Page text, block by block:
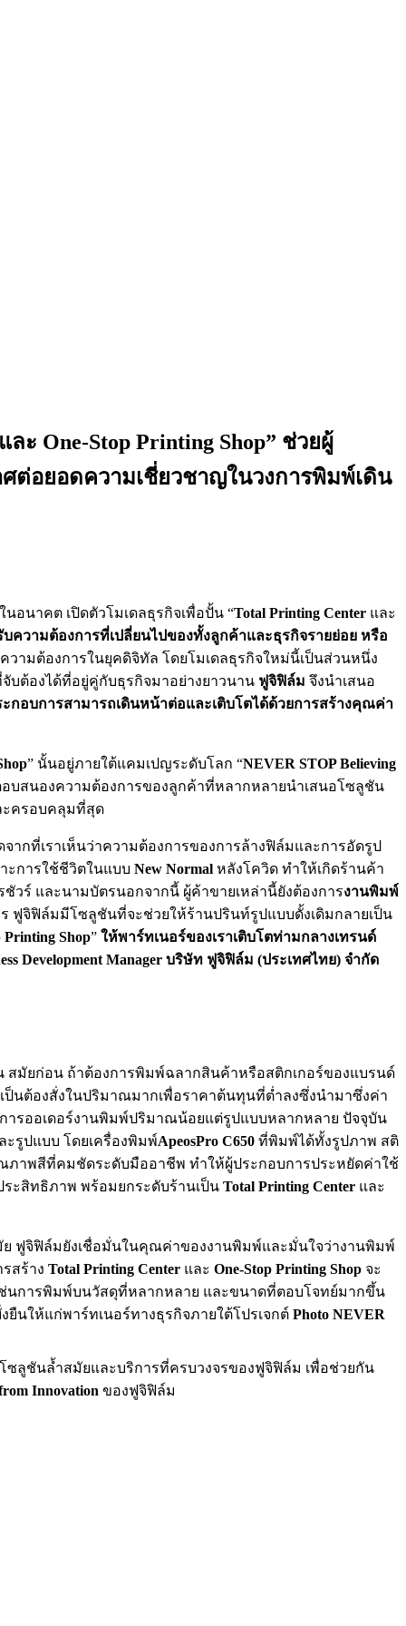
One-Stop Printing Shop” ช่วยผู้
ต่อยอดความเชี่ยวชาญในวงการพิมพ์เดิน
อนาคต เปิดตัวโมเดลธุรกิจเพื่อปั้น “Total Printing Center และ
ความต้องการที่เปลี่ยนไปของทั้งลูกค้าและธุรกิจรายย่อย หรือ
ามต้องการในยุคดิจิทัล โดยโมเดลธุรกิจใหม่นี้เป็นส่วนหนึ่ง
ต้องได้ที่อยู่คู่กับธุรกิจมาอย่างยาวนาน ฟูจิฟิล์ม จึงนำเสนอ
กอบการสามารถเดินหน้าต่อและเติบโตได้ด้วยการสร้างคุณค่า
” นั้นอยู่ภายใต้แคมเปญระดับโลก “NEVER STOP Believing
บสนองความต้องการของลูกค้าที่หลากหลายนำเสนอโซลูชัน
ะครอบคลุมที่สุด
จากที่เราเห็นว่าความต้องการของการล้างฟิล์มและการอัดรูป
ะการใช้ชีวิตในแบบ New Normal หลังโควิด ทำให้เกิดร้านค้า
วร์ และนามบัตรนอกจากนี้ ผู้ค้าขายเหล่านี้ยังต้องการงานพิมพ์
ฟูจิฟิล์มมีโซลูชันที่จะช่วยให้ร้านปรินท์รูปแบบดั้งเดิมกลายเป็น
Printing Shop” ให้พาร์ทเนอร์ของเราเติบโตท่ามกลางเทรนด์
Development Manager บริษัท ฟูจิฟิล์ม (ประเทศไทย) จำกัด
มัยก่อน ถ้าต้องการพิมพ์ฉลากสินค้าหรือสติกเกอร์ของแบรนด์
นต้องสั่งในปริมาณมากเพื่อราคาต้นทุนที่ต่ำลงซึ่งนำมาซึ่งค่า
ารออเดอร์งานพิมพ์ปริมาณน้อยแต่รูปแบบหลากหลาย ปัจจุบัน
รูปแบบ โดยเครื่องพิมพ์ApeosPro C650 ที่พิมพ์ได้ทั้งรูปภาพ สติ
ภาพสีที่คมชัดระดับมืออาชีพ ทำให้ผู้ประกอบการประหยัดค่าใช้
ะสิทธิภาพ พร้อมยกระดับร้านเป็น Total Printing Center และ
ฟูจิฟิล์มยังเชื่อมั่นในคุณค่าของงานพิมพ์และมั่นใจว่างานพิมพ์
สร้าง Total Printing Center และ One-Stop Printing Shop จะ
นการพิมพ์บนวัสดุที่หลากหลาย และขนาดที่ตอบโจทย์มากขึ้น
นให้แก่พาร์ทเนอร์ทางธุรกิจภายใต้โปรเจกต์ Photo NEVER
ซลูชันล้ำสมัยและบริการที่ครบวงจรของฟูจิฟิล์ม เพื่อช่วยกัน
Innovation ของฟูจิฟิล์ม